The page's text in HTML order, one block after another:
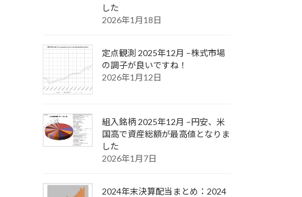
した
2026年1月18日
定点観測 2025年12月 –株式市場
の調子が良いですね！
2026年1月12日
組入銘柄 2025年12月 –円安、米
国高で資産総額が最高値となりま
した
2026年1月7日
2024年末決算配当まとめ：2024